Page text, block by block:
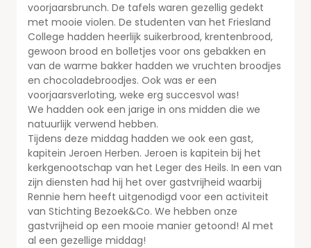
voorjaarsbrunch. De tafels waren gezellig gedekt
met mooie violen. De studenten van het Friesland
College hadden heerlijk suikerbrood, krentenbrood,
gewoon brood en bolletjes voor ons gebakken en
van de warme bakker hadden we vruchten broodjes
en chocoladebroodjes. Ook was er een
voorjaarsverloting, weke erg succesvol was!
We hadden ook een jarige in ons midden die we
natuurlijk verwend hebben.
Tijdens deze middag hadden we ook een gast,
kapitein Jeroen Herben. Jeroen is kapitein bij het
kerkgenootschap van het Leger des Heils. In een van
zijn diensten had hij het over gastvrijheid waarbij
Rennie hem heeft uitgenodigd voor een activiteit
van Stichting Bezoek&Co. We hebben onze
gastvrijheid op een mooie manier getoond! Al met
al een gezellige middag!